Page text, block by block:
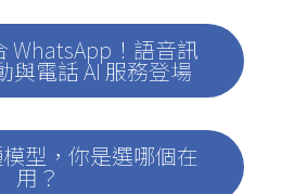
WhatsApp！語音訊
與電話 AI 服務登場
型，你是選哪個在
用？